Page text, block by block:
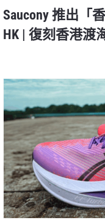
Saucony 推出「
HK | 復刻香港渡